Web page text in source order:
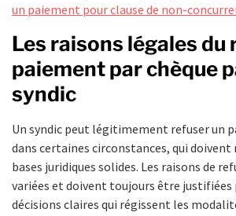
un paiement pour clause de non-
Les raisons légales du
paiement par chèque
syndic
Un syndic peut légitimement refuser un
dans certaines circonstances, qui doivent
bases juridiques solides. Les raisons de
variées et doivent toujours être justifiées
décisions claires qui régissent les